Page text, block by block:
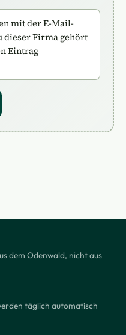
mit der E-Mail-
dieser Firma gehört
Eintrag
dem Odenwald, nicht aus
täglich automatisch